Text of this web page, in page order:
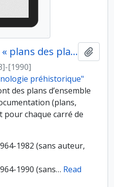
Plans des fouilles et « plans des plans »
[1990]
préhistorique"
des plans d’ensemble
(plans,
chaque carré de
1982 (sans auteur,
1990 (sans… Read